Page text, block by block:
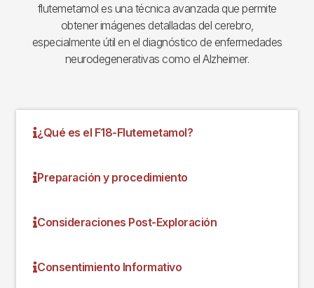
flutemetamol es una técnica avanzada que permite
obtener imágenes detalladas del cerebro,
especialmente útil en el diagnóstico de enfermedades
neurodegenerativas como el Alzheimer.
¿Qué es el F18-Flutemetamol?
Preparación y procedimiento
Consideraciones Post-Exploración
Consentimiento Informativo